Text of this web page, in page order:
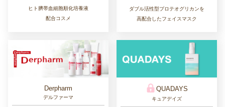
ヒト臍帯血細胞順化培養液
配合コスメ
ダブル活性型プロテオグリカンを
高配合したフェイスマスク
Derpharm
デルファーマ
QUADAYS
キュアデイズ